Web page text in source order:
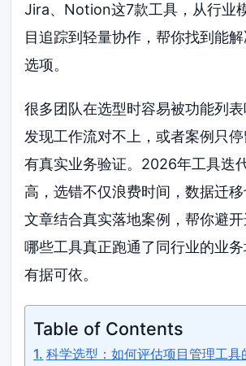
Jira、Notion这7款工具，从行业
目追踪到轻量协作，帮你找到能
选项。
很多团队在选型时容易被功能列
发现工作流对不上，或者案例只
有真实业务验证。2026年工具迭
高，选错不仅浪费时间，数据迁
文章结合真实落地案例，帮你避
哪些工具真正跑通了同行业的业
有据可依。
Table of Contents
科学选型：如何评估项目管理工具